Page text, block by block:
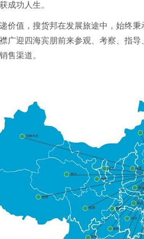
成功人生。
价值，搜货邦在发展旅途中，始终
广迎四海宾朋前来参观、考察、指
售渠道。